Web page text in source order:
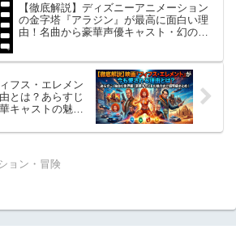
【徹底解説】ディズニーアニメーション
の金字塔『アラジン』が最高に面白い理
由！名曲から豪華声優キャスト・幻のト
フス・エレメン
とは？あらすじ
キャストの魅力
ョン・冒険